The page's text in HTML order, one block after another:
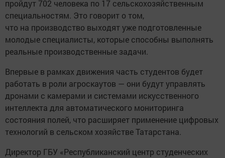
пройдут 702 человека по 17 сельскохозяйственным
специальностям. Это говорит о том,
что на производство выходят уже подготовленные
молодые специалисты, которые способны выполнять
реальные производственные задачи.
Впервые в рамках движения часть студентов будет
работать в роли агроскаутов — они будут управлять
дронами с камерами и системами искусственного
интеллекта для автоматического мониторинга
состояния полей, что расширяет применение цифровых
технологий в сельском хозяйстве Татарстана.
Директор ГБУ «Республиканский центр студенческих